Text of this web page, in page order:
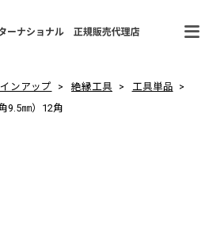
ンアップ 絶縁工具
工具単品
9.5㎜）12角